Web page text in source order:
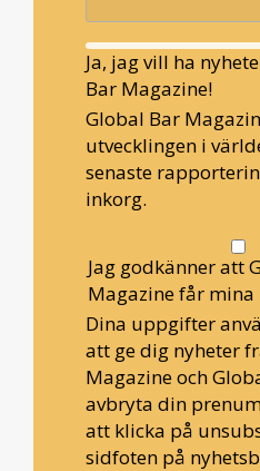
Ja, jag vill ha
Bar Magazine!
Global Bar
utvecklingen i
senaste
inkorg.
Jag godkänner att
Magazine får
Dina uppgifter
att ge dig nyheter
Magazine och
avbryta din
att klicka på
sidfoten på